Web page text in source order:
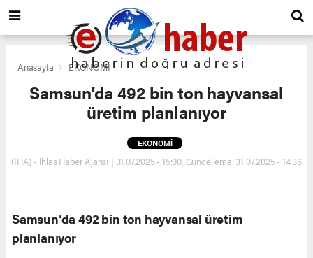
Anasayfa EKONOMİ
Samsun’da 492 bin ton hayvansal
üretim planlanıyor
EKONOMİ
(İHA) - İhlas Haber Ajansı | 31.07.2025 - 15:00, Güncelleme: 31.07.2025 - 14:36
Samsun’da 492 bin ton hayvansal üretim
planlanıyor